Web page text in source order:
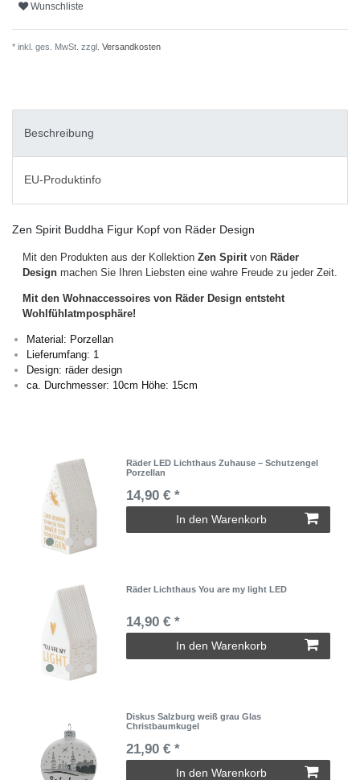
Wunschliste
* inkl. ges. MwSt. zzgl. Versandkosten
Beschreibung
EU-Produktinfo
Zen Spirit Buddha Figur Kopf von Räder Design
Mit den Produkten aus der Kollektion Zen Spirit von Räder
Design machen Sie Ihren Liebsten eine wahre Freude zu jeder Zeit.
Mit den Wohnaccessoires von Räder Design entsteht
Wohlfühlatmposphäre!
Material: Porzellan
Lieferumfang: 1
Design: räder design
ca. Durchmesser: 10cm Höhe: 15cm
Räder LED Lichthaus Zuhause – Schutzengel
Porzellan
14,90 € *
In den Warenkorb
Räder Lichthaus You are my light LED
14,90 € *
In den Warenkorb
Diskus Salzburg weiß grau Glas
Christbaumkugel
21,90 € *
In den Warenkorb